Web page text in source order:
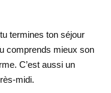
termines ton séjour
comprends mieux son
C’est aussi un
midi.